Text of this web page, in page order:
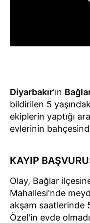
Diyarbakır'ın
bildirilen 5
ekiplerin yaptığı
evlerinin
KAYIP
Olay, Bağlar
Mahallesi'nde
akşam saatlerinde
Özel'in evde